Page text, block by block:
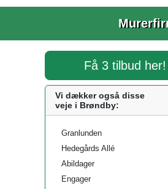
Få 3 tilbud her!
Vi dækker også disse
veje i Brøndby:
Granlunden
Hedegårds Allé
Abildager
Engager